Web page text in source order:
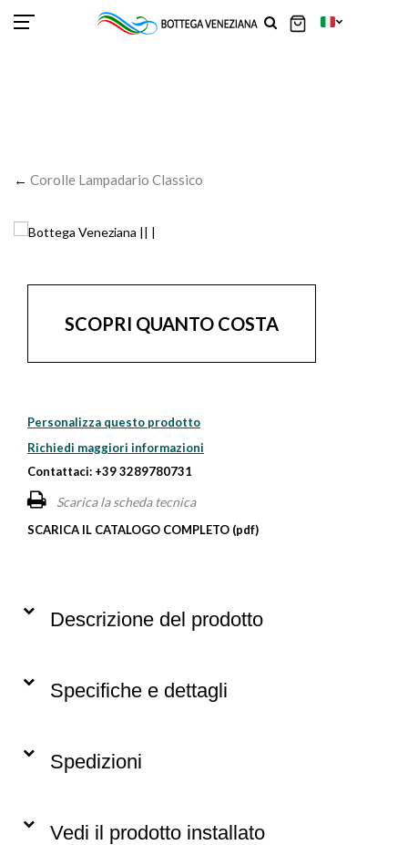
← Corolle Lampadario Classico
SCOPRI QUANTO COSTA
Personalizza questo prodotto
Richiedi maggiori informazioni
Contattaci: +39 3289780731
Scarica la scheda tecnica
SCARICA IL CATALOGO COMPLETO (pdf)
Descrizione del prodotto
Specifiche e dettagli
Spedizioni
Vedi il prodotto installato